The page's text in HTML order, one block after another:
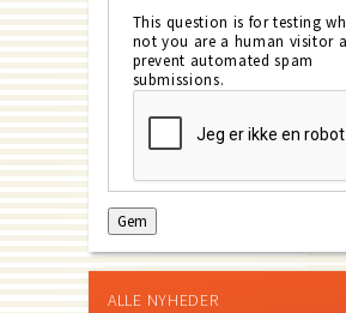
This question is for testing
not you are a human visitor
prevent automated spam
submissions.
ALLE NYHEDER